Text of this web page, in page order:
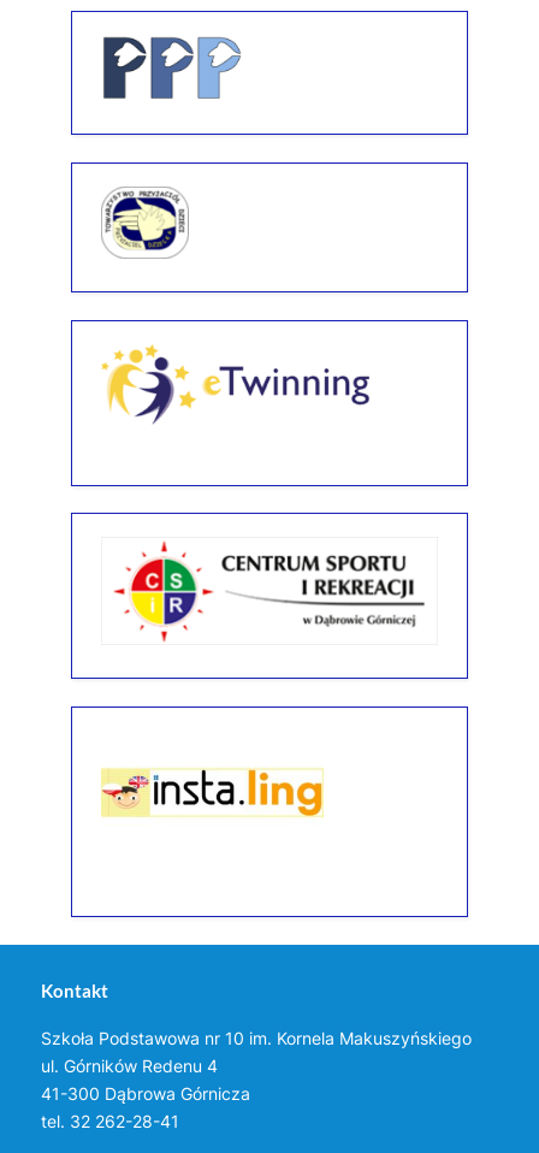
Kontakt
Szkoła Podstawowa nr 10 im. Kornela Makuszyńskiego
ul. Górników Redenu 4
41-300 Dąbrowa Górnicza
tel. 32 262-28-41